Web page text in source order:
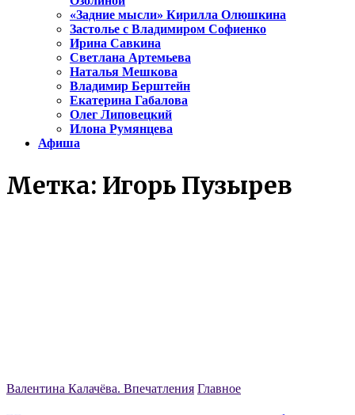
«Задние мысли» Кирилла Олюшкина
Застолье с Владимиром Софиенко
Ирина Савкина
Светлана Артемьева
Наталья Мешкова
Владимир Берштейн
Екатерина Габалова
Олег Липовецкий
Илона Румянцева
Афиша
Метка: Игорь Пузырев
Валентина Калачёва. Впечатления Главное